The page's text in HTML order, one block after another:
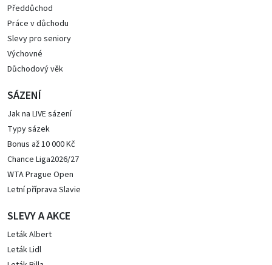
Předdůchod
Práce v důchodu
Slevy pro seniory
Výchovné
Důchodový věk
SÁZENÍ
Jak na LIVE sázení
Typy sázek
Bonus až 10 000 Kč
Chance Liga2026/27
WTA Prague Open
Letní příprava Slavie
SLEVY A AKCE
Leták Albert
Leták Lidl